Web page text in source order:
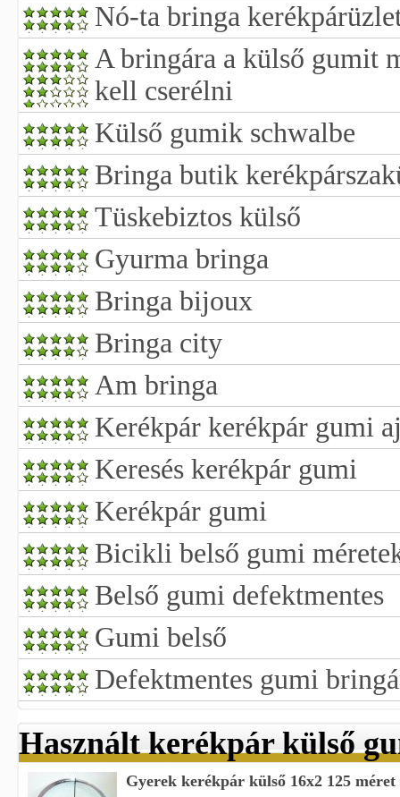
Nó-ta bringa
A bringára a külső gumit
kell cserélni
Külső gumik schwalbe
Bringa butik
Tüskebiztos külső
Gyurma bringa
Bringa bijoux
Bringa city
Am bringa
Kerékpár kerékpár gumi
Keresés kerékpár gumi
Kerékpár gumi
Bicikli belső gumi
Belső gumi defektmentes
Gumi belső
Defektmentes gumi
Használt kerékpár külső
Gyerek kerékpár külső 16x2 125